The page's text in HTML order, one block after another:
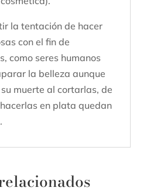
la tentación de hacer
con el fin de
como seres humanos
la belleza aunque
muerte al cortarlas, de
en plata quedan